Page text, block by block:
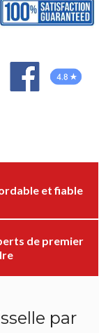
et fiable
de premier
par